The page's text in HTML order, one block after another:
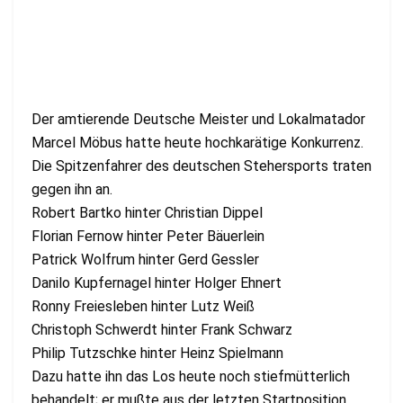
Der amtierende Deutsche Meister und Lokalmatador
Marcel Möbus hatte heute hochkarätige Konkurrenz.
Die Spitzenfahrer des deutschen Stehersports traten
gegen ihn an.
Robert Bartko hinter Christian Dippel
Florian Fernow hinter Peter Bäuerlein
Patrick Wolfrum hinter Gerd Gessler
Danilo Kupfernagel hinter Holger Ehnert
Ronny Freiesleben hinter Lutz Weiß
Christoph Schwerdt hinter Frank Schwarz
Philip Tutzschke hinter Heinz Spielmann
Dazu hatte ihn das Los heute noch stiefmütterlich